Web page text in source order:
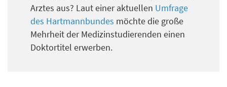
Arztes aus? Laut einer aktuellen Umfrage
des Hartmannbundes möchte die große
Mehrheit der Medizinstudierenden einen
Doktortitel erwerben.